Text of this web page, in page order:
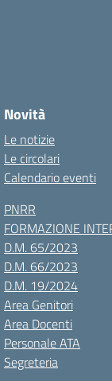
Novità
Le notizie
Le circolari
Calendario eventi
PNRR
FORMAZIONE
D.M. 65/2023
D.M. 66/2023
D.M. 19/2024
Area Genitori
Area Docenti
Personale ATA
Segreteria